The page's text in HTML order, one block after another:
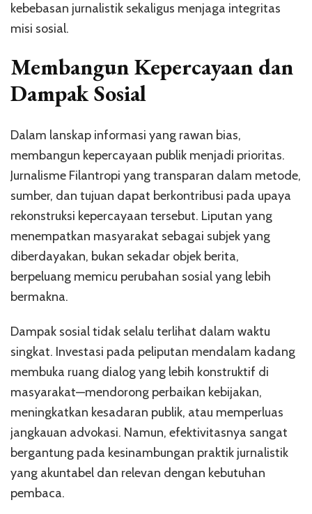
kebebasan jurnalistik sekaligus menjaga integritas
misi sosial.
Membangun Kepercayaan dan
Dampak Sosial
Dalam lanskap informasi yang rawan bias,
membangun kepercayaan publik menjadi prioritas.
Jurnalisme Filantropi yang transparan dalam metode,
sumber, dan tujuan dapat berkontribusi pada upaya
rekonstruksi kepercayaan tersebut. Liputan yang
menempatkan masyarakat sebagai subjek yang
diberdayakan, bukan sekadar objek berita,
berpeluang memicu perubahan sosial yang lebih
bermakna.
Dampak sosial tidak selalu terlihat dalam waktu
singkat. Investasi pada peliputan mendalam kadang
membuka ruang dialog yang lebih konstruktif di
masyarakat—mendorong perbaikan kebijakan,
meningkatkan kesadaran publik, atau memperluas
jangkauan advokasi. Namun, efektivitasnya sangat
bergantung pada kesinambungan praktik jurnalistik
yang akuntabel dan relevan dengan kebutuhan
pembaca.